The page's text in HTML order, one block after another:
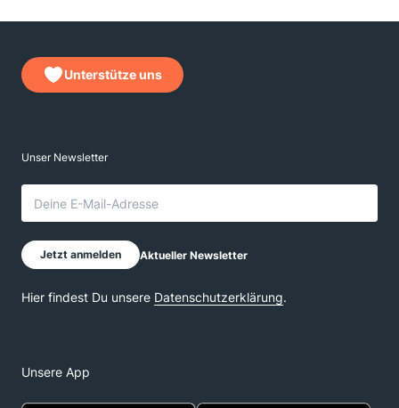
Unterstütze uns
Unsere App